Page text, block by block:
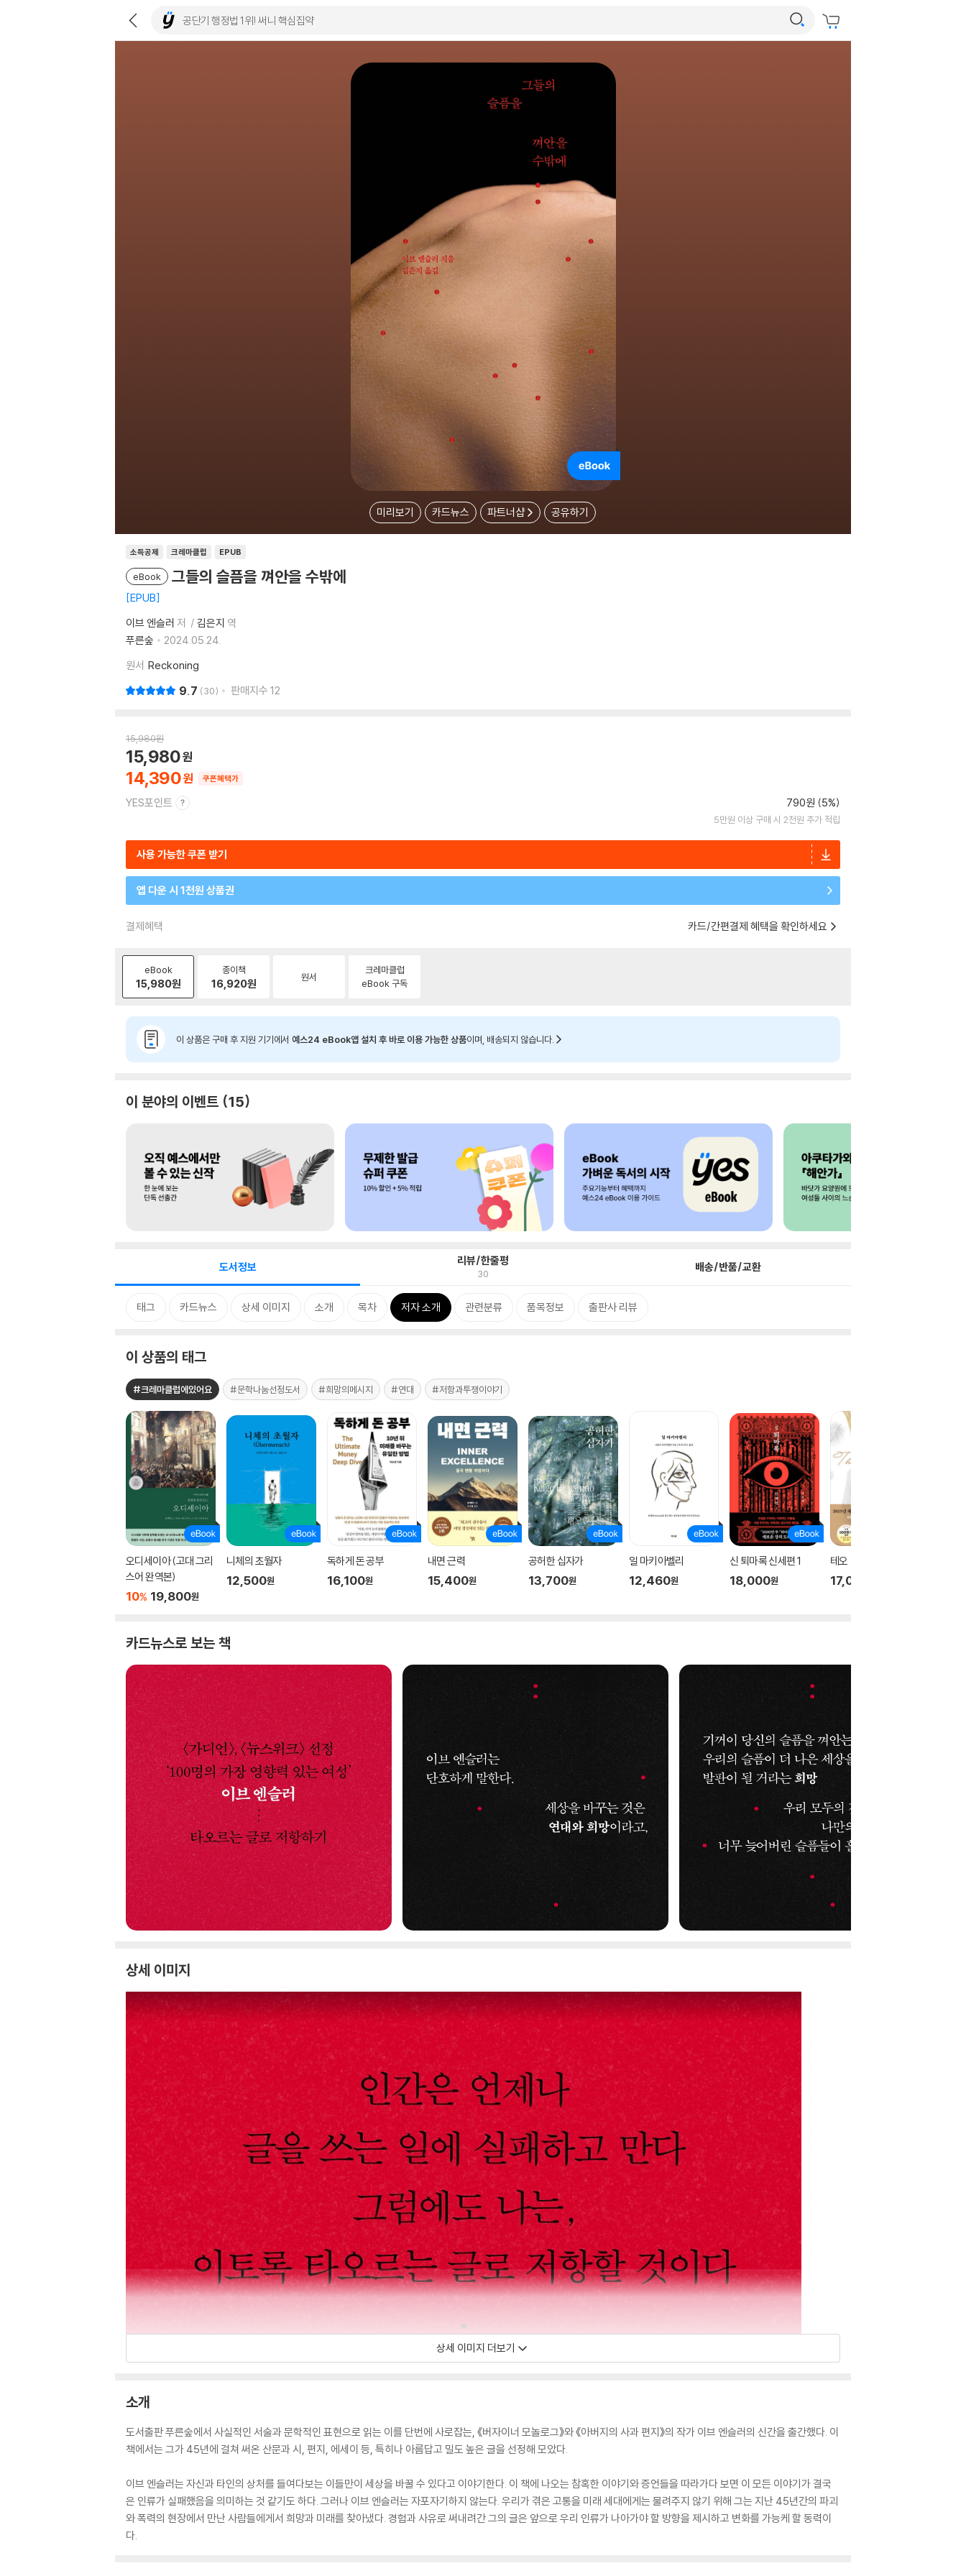
미리보기 카드뉴스 파트너샵 공유하기
소득공제 크레마클럽 EPUB
eBook 그들의 슬픔을 껴안을 수밖에
EPUB
이브 엔슬러 저 김은지 역
푸른숲
2024.05.24.
원서 Reckoning
9.7 30 판매지수 12
15,980원
14,390
15,980
쿠폰혜택가
YES포인트 790원 (5%)
5만원 이상 구매 시 2천원 추가 적립
사용 가능한 쿠폰 받기
앱 다운 시 1천원 상품권
결제혜택 카드/간편결제 혜택을 확인하세요
eBook
15,980원
종이책
16,920원 원서
크레마클럽
eBook 구독
이 상품은 구매 후 지원 기기에서 예스24 eBook앱 설치 후 바로 이용 가능한 상품이며, 배송되지 않습니다.
이 분야의 이벤트 15
도서정보 리뷰/한줄평
30 배송/반품/교환
태그 카드뉴스 상세 이미지 소개 목차 저자 소개 관련분류 품목정보 출판사 리뷰
이 상품의 태그
#크레마클럽에있어요 #문학나눔선정도서 #희망의메시지 #연대 #저항과투쟁이야기
오디세이아 (고대 그리
스어 완역본)
10% 19,800원
니체의 초월자
12,500원
독하게 돈 공부
16,100원
내면 근력
15,400원
공허한 십자가
13,700원
일 마키아벨리
12,460원
신 퇴마록 신세편 1
18,000원
테오
17,000
카드뉴스로 보는 책
상세 이미지
상세 이미지 더보기
소개
도서출판 푸른숲에서 사실적인 서술과 문학적인 표현으로 읽는 이를 단번에 사로잡는, 《버자이너 모놀로그》와 《아버지의 사과 편지》의 작가 이브 엔슬러의 신간을 출간했다. 이
책에서는 그가 45년에 걸쳐 써온 산문과 시, 편지, 에세이 등, 특히나 아름답고 밀도 높은 글을 선정해 모았다.
이브 엔슬러는 자신과 타인의 상처를 들여다보는 이들만이 세상을 바꿀 수 있다고 이야기한다. 이 책에 나오는 참혹한 이야기와 증언들을 따라가다 보면 이 모든 이야기가 결국
은 인류가 실패했음을 의미하는 것 같기도 하다. 그러나 이브 엔슬러는 자포자기하지 않는다. 우리가 겪은 고통을 미래 세대에게는 물려주지 않기 위해 그는 지난 45년간의 파괴
와 폭력의 현장에서 만난 사람들에게서 희망과 미래를 찾아냈다. 경험과 사유로 써내려간 그의 글은 앞으로 우리 인류가 나아가야 할 방향을 제시하고 변화를 가능케 할 동력이
다.